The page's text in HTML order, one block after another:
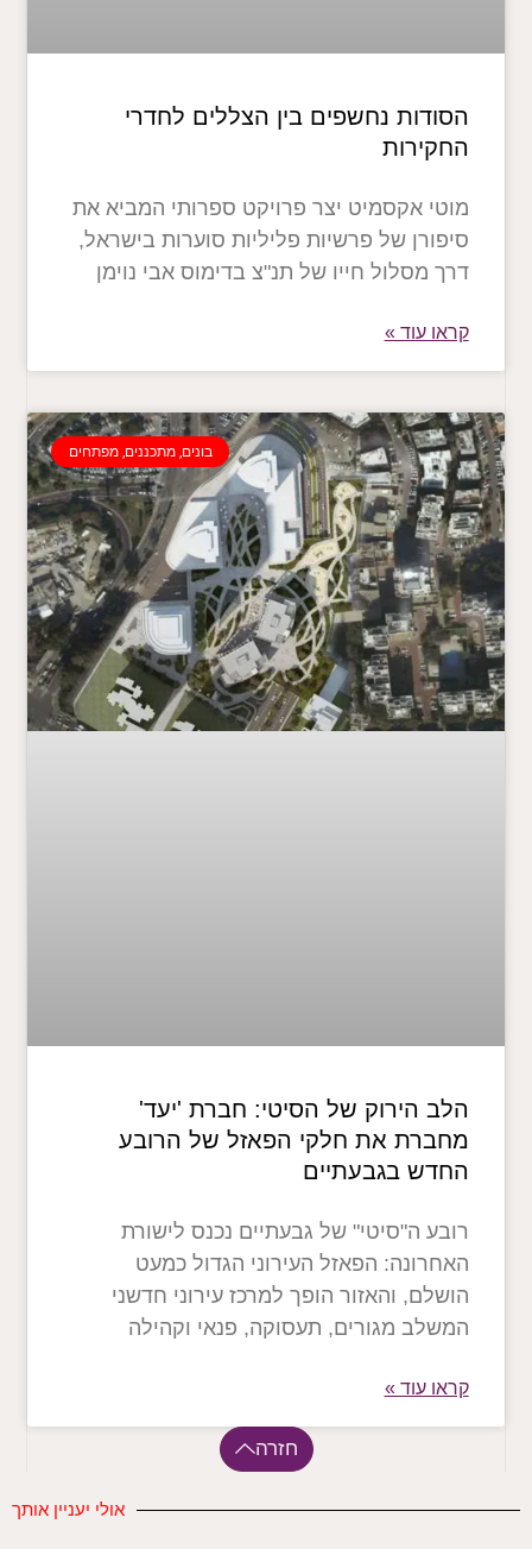
הסודות נחשפים בין הצללים לחדרי
החקירות
מוטי אקסמיט יצר פרויקט ספרותי המביא את
סיפורן של פרשיות פליליות סוערות בישראל,
דרך מסלול חייו של תנ"צ בדימוס אבי נוימן
קראו עוד »
בונים, מתכננים, מפתחים
הלב הירוק של הסיטי: חברת 'יעד'
מחברת את חלקי הפאזל של הרובע
החדש בגבעתיים
רובע ה"סיטי" של גבעתיים נכנס לישורת
האחרונה: הפאזל העירוני הגדול כמעט
הושלם, והאזור הופך למרכז עירוני חדשני
המשלב מגורים, תעסוקה, פנאי וקהילה
קראו עוד »
חזרה
אולי יעניין אותך